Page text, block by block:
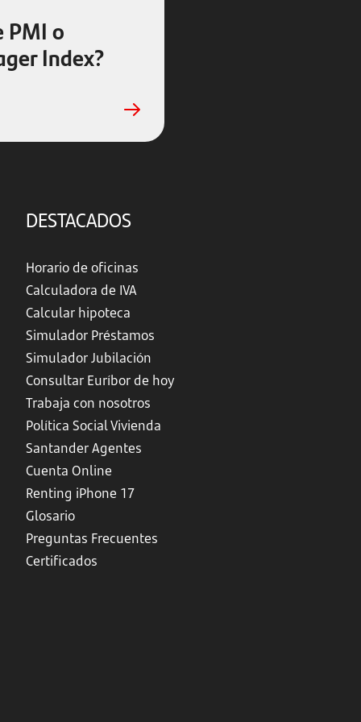
PMI o
Index?
DESTACADOS
Horario de oficinas
Calculadora de IVA
Calcular hipoteca
Simulador Préstamos
Simulador Jubilación
Consultar Euríbor de hoy
Trabaja con nosotros
Política Social Vivienda
Santander Agentes
Cuenta Online
Renting iPhone 17
Glosario
Preguntas Frecuentes
Certificados